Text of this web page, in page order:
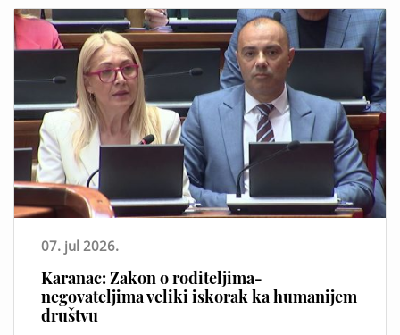
07. jul 2026.
Karanac: Zakon o roditeljima-
negovateljima veliki iskorak ka humanijem
društvu